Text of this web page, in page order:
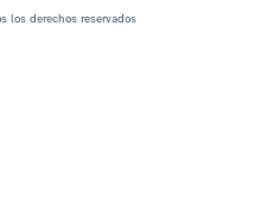
los derechos reservados